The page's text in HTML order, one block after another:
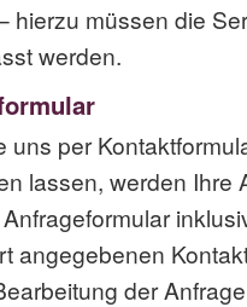
hierzu müssen die
werden.
uns per
lassen, werden Ihre
angegebenen
der